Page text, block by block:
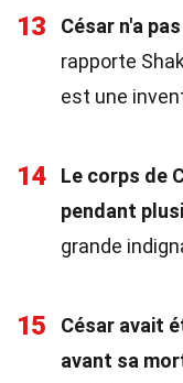
13 César n'a
rapporte
est une
14
Le corps de
pendant
grande
15
César avait
avant sa